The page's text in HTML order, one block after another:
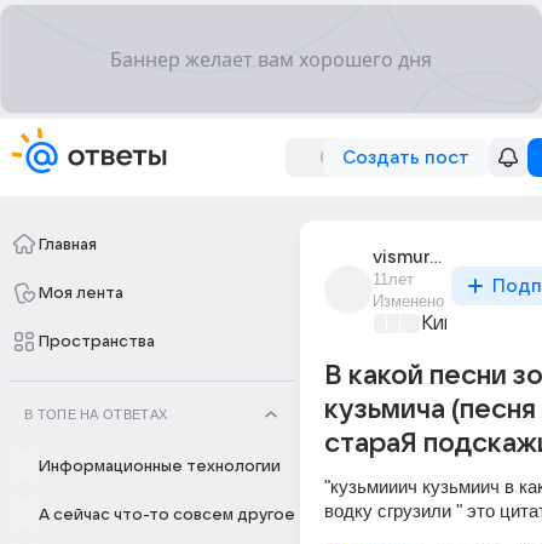
Создать пост
Главная
Моя лента
Пространства
В ТОПЕ НА ОТВЕТАХ
Информационные технологии
А сейчас что-то совсем другое
vismuradov_pidoras
11лет
Изменено
Киномания
В какой песни
кузьмича
стараЯ
"кузьмииич кузьмиич в
водку сгрузили " это